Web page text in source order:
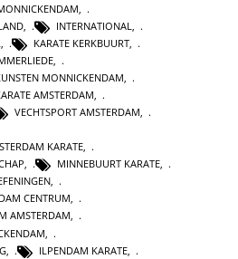
INTERNATIONAL
KARATE KERKBUURT
MONNICKENDAM
AMSTERDAM,
VECHTSPORT AMSTERDAM,
KARATE,
, MINNEBUURT KARATE,
,
CENTRUM,
AMSTERDAM,
ILPENDAM KARATE